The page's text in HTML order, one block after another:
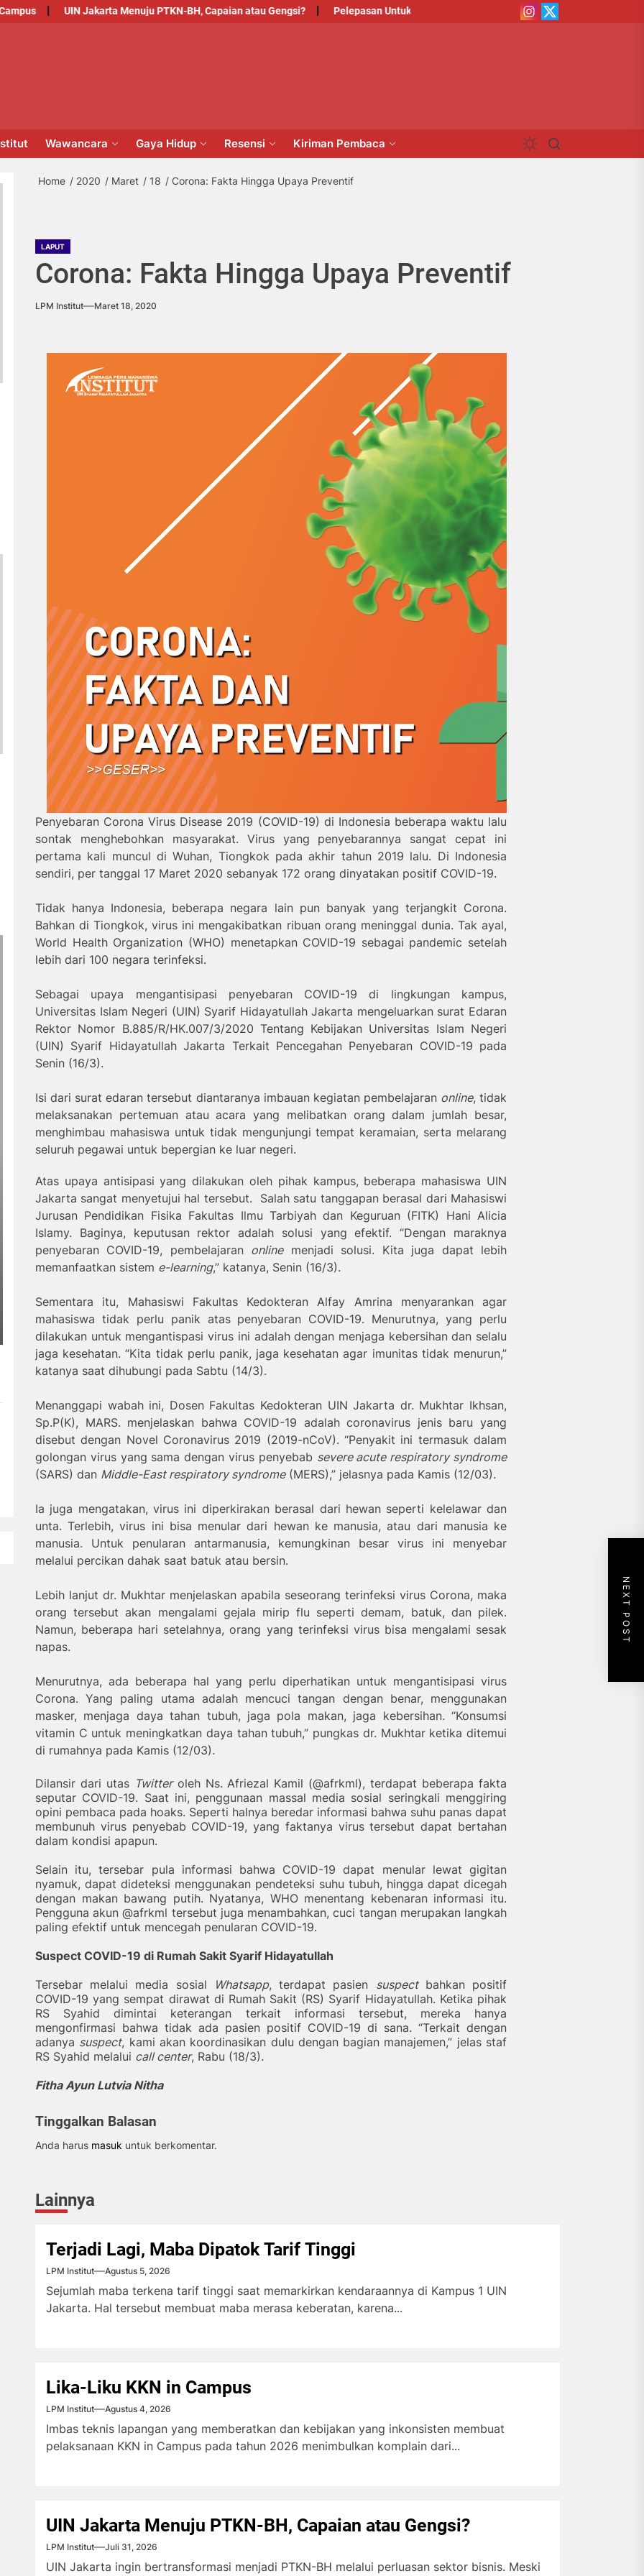
UIN Jakarta Menuju PTKN-BH, Capaian atau Gengsi? Pelepasan Untuk Pengabdian Komplain Kerugian Calon Wisudawan
Instagram
Institut
X
Institut
Wawancara Gaya Hidup Resensi Kiriman Pembaca
Home 2020 Maret 18 Corona: Fakta Hingga Upaya Preventif
LAPUT
Corona: Fakta Hingga Upaya Preventif
LPM Institut Maret 18, 2020
Penyebaran Corona Virus Disease 2019 (COVID-19) di Indonesia beberapa waktu lalu
sontak menghebohkan masyarakat. Virus yang penyebarannya sangat cepat ini
pertama kali muncul di Wuhan, Tiongkok pada akhir tahun 2019 lalu. Di Indonesia
sendiri, per tanggal 17 Maret 2020 sebanyak 172 orang dinyatakan positif COVID-19.
Tidak hanya Indonesia, beberapa negara lain pun banyak yang terjangkit Corona.
Bahkan di Tiongkok, virus ini mengakibatkan ribuan orang meninggal dunia. Tak ayal,
World Health Organization (WHO) menetapkan COVID-19 sebagai pandemic setelah
lebih dari 100 negara terinfeksi.
Sebagai upaya mengantisipasi penyebaran COVID-19 di lingkungan kampus,
Universitas Islam Negeri (UIN) Syarif Hidayatullah Jakarta mengeluarkan surat Edaran
Rektor Nomor B.885/R/HK.007/3/2020 Tentang Kebijakan Universitas Islam Negeri
(UIN) Syarif Hidayatullah Jakarta Terkait Pencegahan Penyebaran COVID-19 pada
Senin (16/3).
Isi dari surat edaran tersebut diantaranya imbauan kegiatan pembelajaran online, tidak
melaksanakan pertemuan atau acara yang melibatkan orang dalam jumlah besar,
menghimbau mahasiswa untuk tidak mengunjungi tempat keramaian, serta melarang
seluruh pegawai untuk bepergian ke luar negeri.
Atas upaya antisipasi yang dilakukan oleh pihak kampus, beberapa mahasiswa UIN
Jakarta sangat menyetujui hal tersebut.
Salah satu tanggapan berasal dari Mahasiswi
Jurusan Pendidikan Fisika Fakultas Ilmu Tarbiyah dan Keguruan (FITK) Hani Alicia
Islamy. Baginya, keputusan rektor adalah solusi yang efektif. “Dengan maraknya
penyebaran COVID-19, pembelajaran onlinemenjadi solusi. Kita juga dapat lebih
memanfaatkan sistem e-learning,” katanya, Senin (16/3).
Sementara itu, Mahasiswi Fakultas Kedokteran Alfay Amrina menyarankan agar
mahasiswa tidak perlu panik atas penyebaran COVID-19. Menurutnya, yang perlu
dilakukan untuk mengantispasi virus ini adalah dengan menjaga kebersihan dan selalu
jaga kesehatan. “Kita tidak perlu panik, jaga kesehatan agar imunitas tidak menurun,”
katanya saat dihubungi pada Sabtu (14/3).
Menanggapi wabah ini, Dosen Fakultas Kedokteran UIN Jakarta dr. Mukhtar Ikhsan,
Sp.P(K), MARS. menjelaskan bahwa COVID-19 adalah coronavirus jenis baru yang
disebut dengan Novel Coronavirus 2019 (2019-nCoV). “Penyakit ini termasuk dalam
golongan virus yang sama dengan virus penyebab severe acute respiratory syndrome
(SARS) dan Middle-East respiratory syndrome(MERS),” jelasnya pada Kamis (12/03).
Ia juga mengatakan, virus ini diperkirakan berasal dari hewan seperti kelelawar dan
unta. Terlebih, virus ini bisa menular dari hewan ke manusia, atau dari manusia ke
manusia. Untuk penularan antarmanusia, kemungkinan besar virus ini menyebar
melalui percikan dahak saat batuk atau bersin.
Lebih lanjut dr. Mukhtar menjelaskan apabila seseorang terinfeksi virus Corona, maka
orang tersebut akan mengalami gejala mirip flu seperti demam, batuk, dan pilek.
Namun, beberapa hari setelahnya, orang yang terinfeksi virus bisa mengalami sesak
napas.
Menurutnya, ada beberapa hal yang perlu diperhatikan untuk mengantisipasi virus
Corona. Yang paling utama adalah mencuci tangan dengan benar, menggunakan
masker, menjaga daya tahan tubuh, jaga pola makan, jaga kebersihan. “Konsumsi
vitamin C untuk meningkatkan daya tahan tubuh,” pungkas dr. Mukhtar ketika ditemui
di rumahnya pada Kamis (12/03).
Dilansir dari utas Twitteroleh Ns. Afriezal Kamil (@afrkml), terdapat beberapa fakta
seputar COVID-19. Saat ini, penggunaan massal media sosial seringkali menggiring
opini pembaca pada hoaks. Seperti halnya beredar informasi bahwa suhu panas dapat
membunuh virus penyebab COVID-19, yang faktanya virus tersebut dapat bertahan
dalam kondisi apapun.
Selain itu, tersebar pula informasi bahwa COVID-19 dapat menular lewat gigitan
nyamuk, dapat dideteksi menggunakan pendeteksi suhu tubuh, hingga dapat dicegah
dengan makan bawang putih. Nyatanya, WHO menentang kebenaran informasi itu.
Pengguna akun @afrkml tersebut juga menambahkan, cuci tangan merupakan langkah
paling efektif untuk mencegah penularan COVID-19.
Suspect COVID-19 di Rumah Sakit Syarif Hidayatullah
Tersebar melalui media sosial
Whatsapp, terdapat pasien suspectbahkan positif
COVID-19 yang sempat dirawat di Rumah Sakit (RS) Syarif Hidayatullah. Ketika pihak
RS Syahid dimintai keterangan terkait informasi tersebut, mereka hanya
mengonfirmasi bahwa tidak ada pasien positif COVID-19 di sana. “Terkait dengan
adanya suspect, kami akan koordinasikan dulu dengan bagian manajemen,” jelas staf
RS Syahid melalui call center, Rabu (18/3).
Fitha Ayun Lutvia Nitha
Tinggalkan Balasan
Anda harus masuk untuk berkomentar.
NEXT POST
Lainnya
Terjadi Lagi, Maba Dipatok Tarif Tinggi
LPM Institut Agustus 5, 2026
Sejumlah maba terkena tarif tinggi saat memarkirkan kendaraannya di Kampus 1 UIN
Jakarta. Hal tersebut membuat maba merasa keberatan, karena...
Lika-Liku KKN in Campus
LPM Institut Agustus 4, 2026
Imbas teknis lapangan yang memberatkan dan kebijakan yang inkonsisten membuat
pelaksanaan KKN in Campus pada tahun 2026 menimbulkan komplain dari...
UIN Jakarta Menuju PTKN-BH, Capaian atau Gengsi?
LPM Institut Juli 31, 2026
UIN Jakarta ingin bertransformasi menjadi PTKN-BH melalui perluasan sektor bisnis. Meski